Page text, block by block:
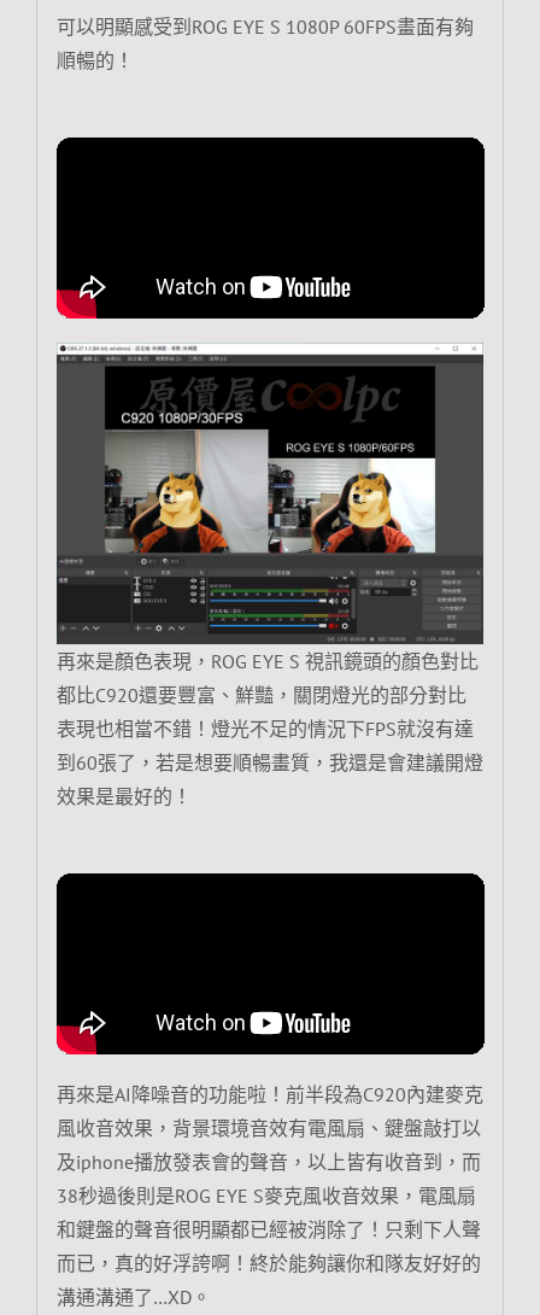
可以明顯感受到ROG EYE S 1080P 60FPS畫面有夠
順暢的！
再來是顏色表現，ROG EYE S 視訊鏡頭的顏色對比
都比C920還要豐富、鮮豔，關閉燈光的部分對比
表現也相當不錯！燈光不足的情況下FPS就沒有達
到60張了，若是想要順暢畫質，我還是會建議開燈
效果是最好的！
再來是AI降噪音的功能啦！前半段為C920內建麥克
風收音效果，背景環境音效有電風扇、鍵盤敲打以
及iphone播放發表會的聲音，以上皆有收音到，而
38秒過後則是ROG EYE S麥克風收音效果，電風扇
和鍵盤的聲音很明顯都已經被消除了！只剩下人聲
而已，真的好浮誇啊！終於能夠讓你和隊友好好的
溝通溝通了…XD。